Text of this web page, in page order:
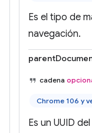
Es el tipo de
navegación.
cadena
Chrome 106 y
Es un UUID